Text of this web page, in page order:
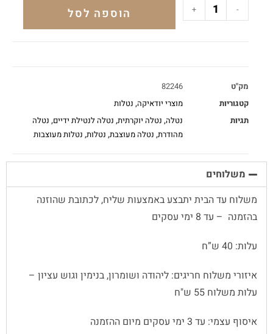
-
+ הוספה לסל
מק"ט
82246
קטגוריות
מוצרי יודאיקה, נטלות
תגיות
נטלה, נטלה יוקרתית, נטלה לנטילת ידיים, נטלה
מהודרת, נטלה מעוצבת, נטלות, נטלות מעוצבות
משלוחים
משלוח עד הבית יתבצע באמצעות שליח, לכתובת שהוזנה
בהזמנה – עד 8 ימי עסקים
עלות: 40 ש”ח
איזורי משלוח חריגים: ליהודה ושומרון, בנימין וגוש עציון –
עלות משלוח 55 ש"ח
איסוף עצמי: עד 3 ימי עסקים מיום ההזמנה